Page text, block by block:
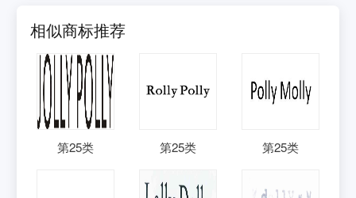
相似商标推荐
第25类 第25类 第25类